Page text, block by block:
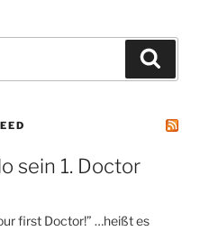
sein 1. Doctor
first Doctor!” …heißt es